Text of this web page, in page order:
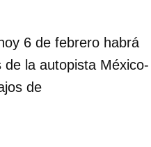
6 de febrero habrá
la autopista México-
de